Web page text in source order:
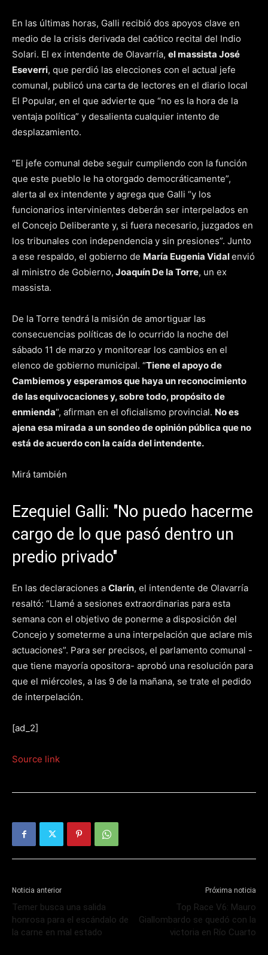
En las últimas horas, Galli recibió dos apoyos clave en
medio de la crisis derivada del caótico recital del Indio
Solari. El ex intendente de Olavarría, el massista José
Eseverri, que perdió las elecciones con el actual jefe
comunal, publicó una carta de lectores en el diario local
El Popular, en el que advierte que “no es la hora de la
ventaja política” y desalienta cualquier intento de
desplazamiento.
“El jefe comunal debe seguir cumpliendo con la función
que este pueblo le ha otorgado democráticamente”,
alerta al ex intendente y agrega que Galli “y los
funcionarios intervinientes deberán ser interpelados en
el Concejo Deliberante y, si fuera necesario, juzgados en
los tribunales con independencia y sin presiones”. Junto
a ese respaldo, el gobierno de María Eugenia Vidalenvió
al ministro de Gobierno, Joaquín De la Torre, un ex
massista.
De la Torre tendrá la misión de amortiguar las
consecuencias políticas de lo ocurrido la noche del
sábado 11 de marzo y monitorear los cambios en el
elenco de gobierno municipal. “Tiene el apoyo de
Cambiemos y esperamos que haya un reconocimiento
de las equivocaciones y, sobre todo, propósito de
enmienda“, afirman en el oficialismo provincial. No es
ajena esa mirada a un sondeo de opinión pública que no
está de acuerdo con la caída del intendente.
Mirá también
Ezequiel Galli: "No puedo hacerme
cargo de lo que pasó dentro un
predio privado"
En las declaraciones a Clarín, el intendente de Olavarría
resaltó: “Llamé a sesiones extraordinarias para esta
semana con el objetivo de ponerme a disposición del
Concejo y someterme a una interpelación que aclare mis
actuaciones”. Para ser precisos, el parlamento comunal -
que tiene mayoría opositora- aprobó una resolución para
que el miércoles, a las 9 de la mañana, se trate el pedido
de interpelación.
[ad_2]
Source link
Noticia anterior
Temer busca una salida
honrosa para el escándalo de
la carne en mal estado
Próxima noticia
Top Race V6: Mauro
Giallombardo se quedó con la
victoria en Río Cuarto